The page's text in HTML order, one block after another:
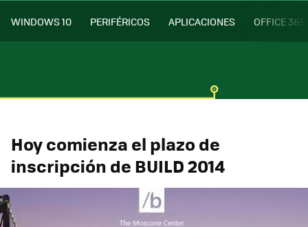
WINDOWS 10 PERIFÉRICOS APLICACIONES OFFICE 365
Hoy comienza el plazo de
inscripción de BUILD 2014